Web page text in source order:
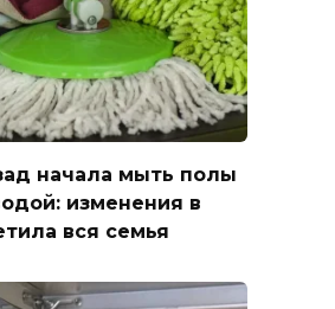
начала мыть полы
изменения в
вся семья